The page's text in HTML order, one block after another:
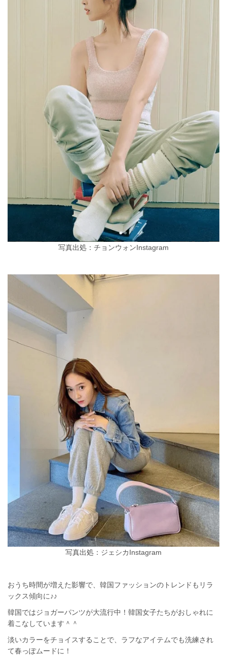
写真出処：チョンウォンInstagram
写真出処：ジェシカInstagram
おうち時間が増えた影響で、韓国ファッションのトレンドもリラ
ックス傾向に♪♪
韓国ではジョガーパンツが大流行中！韓国女子たちがおしゃれに
着こなしています＾＾
淡いカラーをチョイスすることで、ラフなアイテムでも洗練され
て春っぽムードに！